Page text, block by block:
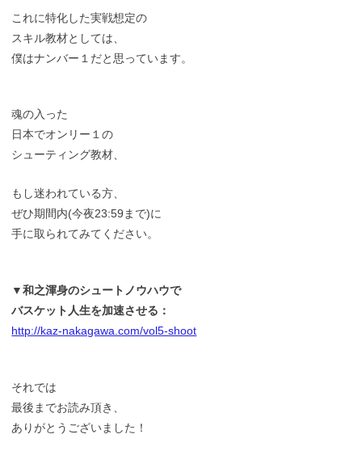
これに特化した実戦想定の
スキル教材としては、
僕はナンバー１だと思っています。
魂の入った
日本でオンリー１の
シューティング教材、
もし迷われている方、
ぜひ期間内(今夜23:59まで)に
手に取られてみてください。
▼和之渾身のシュートノウハウで
バスケット人生を加速させる：
http://kaz-nakagawa.com/vol5-shoot
それでは
最後までお読み頂き、
ありがとうございました！